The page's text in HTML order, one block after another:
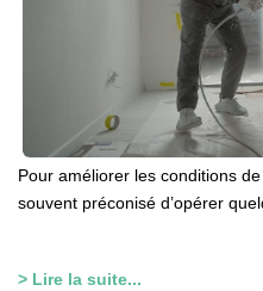
Pour améliorer les conditions
souvent préconisé d’opérer
> Lire la suite...